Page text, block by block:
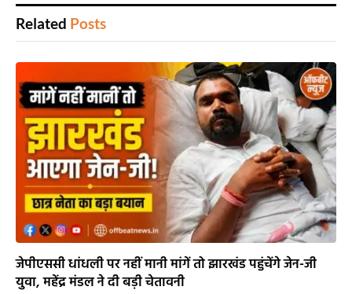
Related Posts
जेपीएससी धांधली पर नहीं मानी मांगें तो झारखंड पहुंचेंगे जेन-जी
युवा, महेंद्र मंडल ने दी बड़ी चेतावनी